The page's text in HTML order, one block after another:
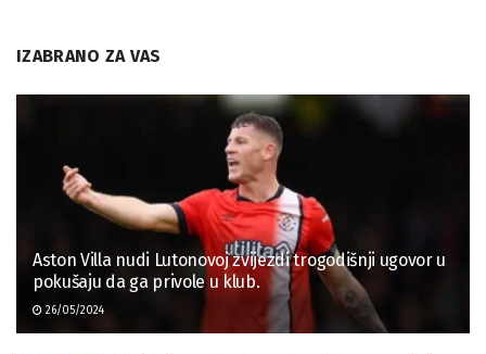
IZABRANO ZA VAS
Aston Villa nudi Lutonovoj zvijezdi trogodišnji ugovor u
pokušaju da ga privole u klub.
26/05/2024